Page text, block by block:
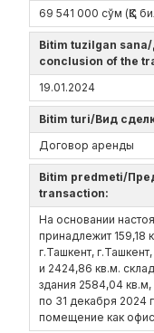
69 541 000 сўм (ҚҚС
Bitim tuzilgan
conclusion of the
19.01.2024
Bitim turi/Вид
Договор аренды
Bitim predmeti/
transaction:
На основании
принадлежит 159,18
г.Ташкент,
и 2424,86 кв.м.
здания 2584,04
по 31 декабря 2024
помещение как